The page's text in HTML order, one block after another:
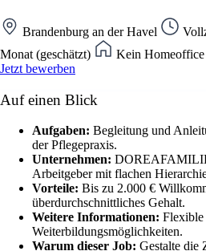
Brandenburg an der Havel
Monat (geschätzt)
Kein
Jetzt bewerben
Auf einen Blick
Aufgaben: Begleitung und
der Pflegepraxis.
Unternehmen:
Arbeitgeber mit flachen
Vorteile: Bis zu 2.000 €
überdurchschnittliches Gehalt.
Weitere Informationen: Flexible
Weiterbildungsmöglichkeiten.
Warum dieser Job: Gestalte die